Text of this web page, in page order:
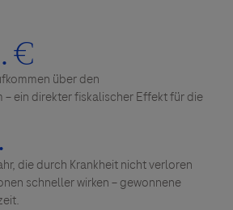
die durch Krankheit nicht verloren
schneller wirken – gewonnene
€
über den
ein direkter fiskalischer Effekt für die